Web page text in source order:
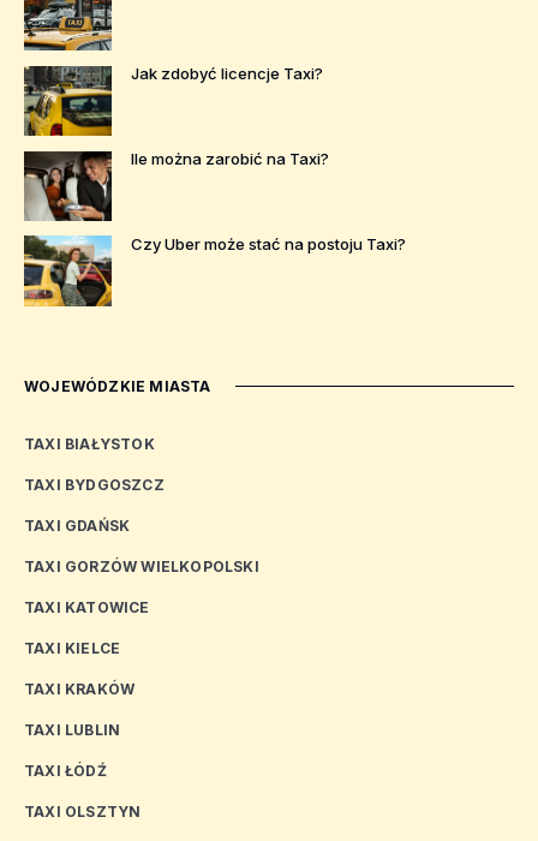
Jak zdobyć licencje Taxi?
Ile można zarobić na Taxi?
Czy Uber może stać na postoju Taxi?
WOJEWÓDZKIE MIASTA
TAXI BIAŁYSTOK
TAXI BYDGOSZCZ
TAXI GDAŃSK
TAXI GORZÓW WIELKOPOLSKI
TAXI KATOWICE
TAXI KIELCE
TAXI KRAKÓW
TAXI LUBLIN
TAXI ŁÓDŹ
TAXI OLSZTYN